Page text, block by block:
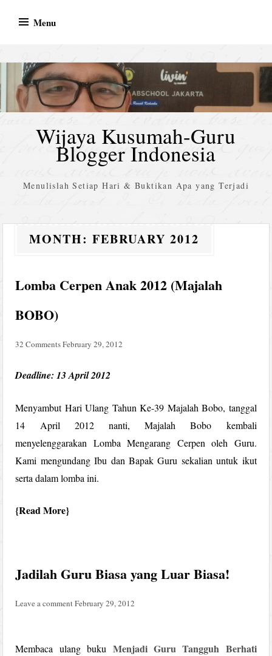
Menu
Wijaya Kusumah-Guru
Blogger Indonesia
Menulislah Setiap Hari & Buktikan Apa yang Terjadi
MONTH:FEBRUARY 2012
Lomba Cerpen Anak 2012 (Majalah
BOBO)
32 CommentsFebruary 29, 2012
Deadline: 13 April 2012
Menyambut Hari Ulang Tahun Ke-39 Majalah Bobo, tanggal
14 April 2012 nanti, Majalah Bobo kembali
menyelenggarakan Lomba Mengarang Cerpen oleh Guru.
Kami mengundang Ibu dan Bapak Guru sekalian untuk ikut
serta dalam lomba ini.
Read More
Jadilah Guru Biasa yang Luar Biasa!
Leave a comment February 29, 2012
Membaca ulang buku Menjadi Guru Tangguh Berhati